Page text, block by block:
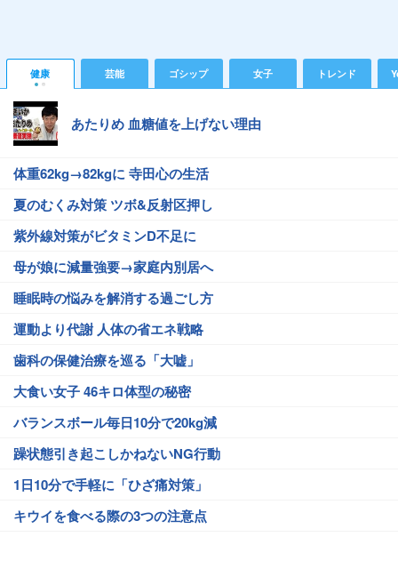
健康 芸能 ゴシップ 女子 トレンド
あたりめ 血糖値を上げない理由
体重62kg→82kgに 寺田心の生活
夏のむくみ対策 ツボ&反射区押し
紫外線対策がビタミンD不足に
母が娘に減量強要→家庭内別居へ
睡眠時の悩みを解消する過ごし方
運動より代謝 人体の省エネ戦略
歯科の保健治療を巡る「大嘘」
大食い女子 46キロ体型の秘密
バランスボール毎日10分で20kg減
躁状態引き起こしかねないNG行動
1日10分で手軽に「ひざ痛対策」
キウイを食べる際の3つの注意点